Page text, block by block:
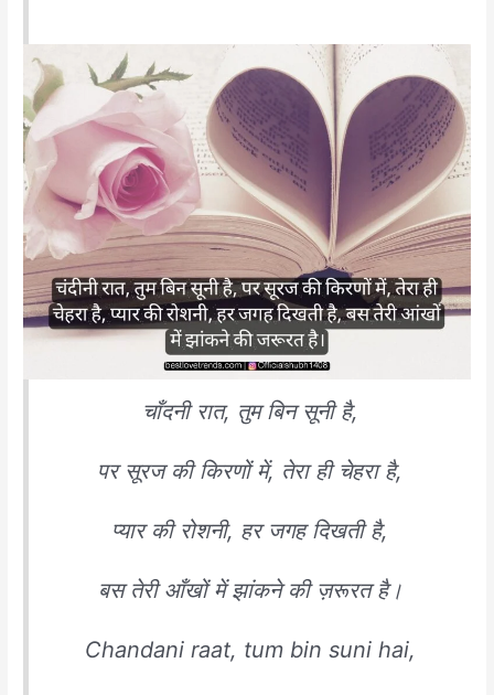
चाँदनी रात, तुम बिन सूनी है,
पर सूरज की किरणों में, तेरा ही चेहरा है,
प्यार की रोशनी, हर जगह दिखती है,
बस तेरी आँखों में झांकने की ज़रूरत है।
Chandani raat, tum bin suni hai,